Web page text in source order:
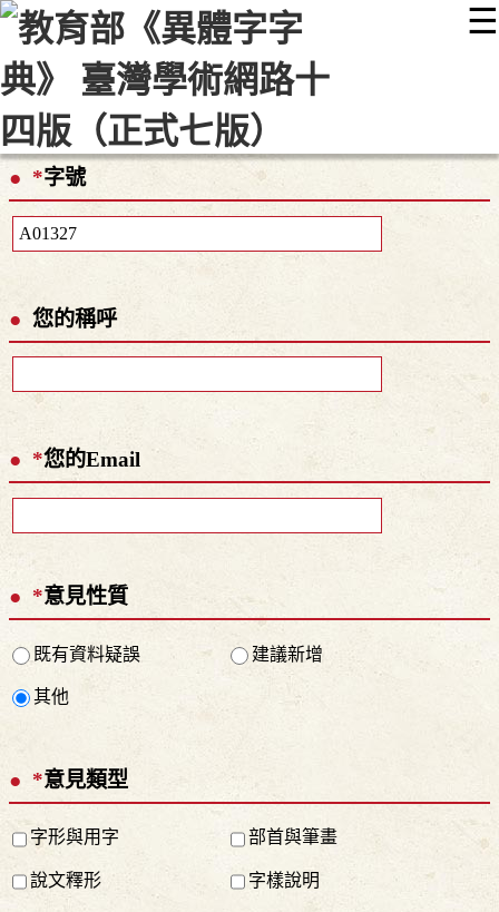
☰
::: 最新消息 常見問題 編輯說明
顯示模式
網站導覽
*字號
您的稱呼
*您的Email
*意見性質
既有資料疑誤 建議新增
其他
*意見類型
字形與用字 部首與筆畫
說文釋形 字樣說明